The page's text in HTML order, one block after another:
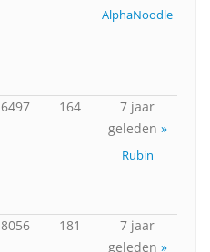
AlphaNoodle
6497 164
7 jaar
geleden »
Rubin
8056 181
7 jaar
geleden »